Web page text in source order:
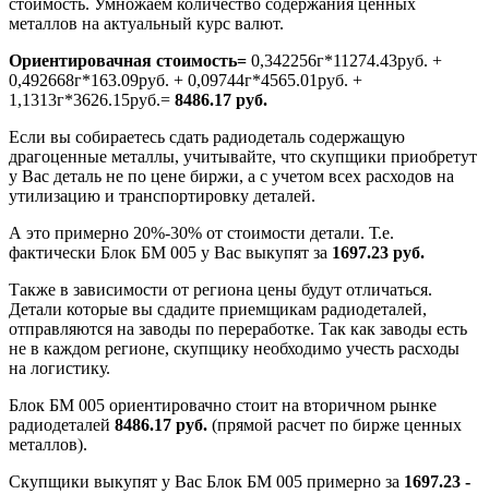
металлов на актуальный курс валют.
Ориентировачная стоимость= 0,342256г*11274.43руб. +
0,492668г*163.09руб. + 0,09744г*4565.01руб. +
1,1313г*3626.15руб.= 8486.17 руб.
Если вы собираетесь сдать радиодеталь содержащую
драгоценные металлы, учитывайте, что скупщики приобретут
у Вас деталь не по цене биржи, а с учетом всех расходов на
утилизацию и транспортировку деталей.
А это примерно 20%-30% от стоимости детали. Т.е.
фактически Блок БМ 005 у Вас выкупят за 1697.23 руб.
Также в зависимости от региона цены будут отличаться.
Детали которые вы сдадите приемщикам радиодеталей,
отправляются на заводы по переработке. Так как заводы есть
не в каждом регионе, скупщику необходимо учесть расходы
на логистику.
Блок БМ 005 ориентировачно стоит на вторичном рынке
радиодеталей 8486.17 руб. (прямой расчет по бирже ценных
металлов).
Скупщики выкупят у Вас Блок БМ 005 примерно за 1697.23 -